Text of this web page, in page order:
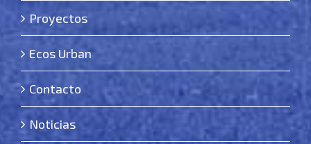
Proyectos
Ecos Urban
Contacto
Noticias